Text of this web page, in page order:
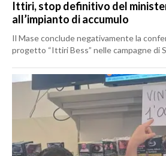
Ittiri, stop definitivo del
all’impianto di accumulo
Il Mase conclude negativamente la
progetto “Ittiri Bess” nelle campagne di